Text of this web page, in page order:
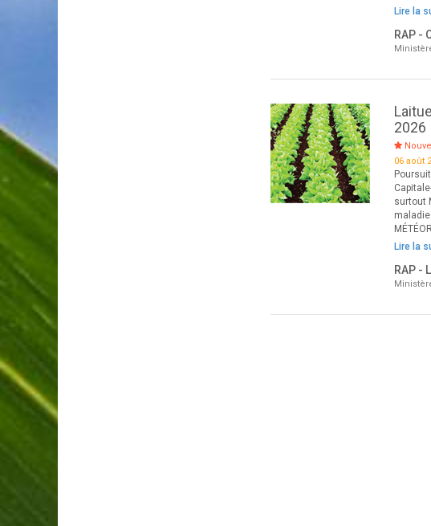
Lire la
RAP -
2026
06 août
surtout
Lire la
RAP -